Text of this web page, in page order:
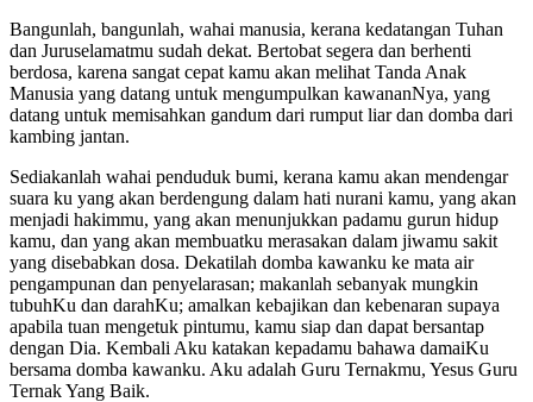
Bangunlah, bangunlah, wahai manusia, kerana kedatangan Tuhan
dan Juruselamatmu sudah dekat. Bertobat segera dan berhenti
berdosa, karena sangat cepat kamu akan melihat Tanda Anak
Manusia yang datang untuk mengumpulkan kawananNya, yang
datang untuk memisahkan gandum dari rumput liar dan domba dari
kambing jantan.
Sediakanlah wahai penduduk bumi, kerana kamu akan mendengar
suara ku yang akan berdengung dalam hati nurani kamu, yang akan
menjadi hakimmu, yang akan menunjukkan padamu gurun hidup
kamu, dan yang akan membuatku merasakan dalam jiwamu sakit
yang disebabkan dosa. Dekatilah domba kawanku ke mata air
pengampunan dan penyelarasan; makanlah sebanyak mungkin
tubuhKu dan darahKu; amalkan kebajikan dan kebenaran supaya
apabila tuan mengetuk pintumu, kamu siap dan dapat bersantap
dengan Dia. Kembali Aku katakan kepadamu bahawa damaiKu
bersama domba kawanku. Aku adalah Guru Ternakmu, Yesus Guru
Ternak Yang Baik.